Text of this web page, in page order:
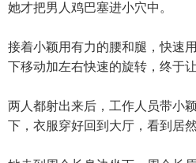
她才把男人鸡巴塞进小穴中。
接着小颖用有力的腰和腿，快速
下移动加左右快速的旋转，终于
两人都射出来后，工作人员带小
下，衣服穿好回到大厅，看到居